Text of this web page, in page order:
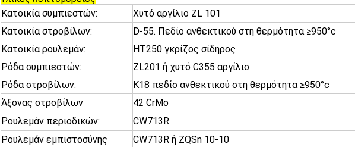
Κατοικία συμπιεστών:
Χυτό αργίλιο ZL 101
Κατοικία στροβίλων:
D-55. Πεδίο ανθεκτικού στη θερμότητα ≥950°c
Κατοικία ρουλεμάν:
HT250 γκρίζος σίδηρος
Ρόδα συμπιεστών:
ZL201 ή χυτό C355 αργίλιο
Ρόδα στροβίλων:
K18 πεδίο ανθεκτικού στη θερμότητα ≥950°c
Άξονας στροβίλων
42 CrMo
Ρουλεμάν περιοδικών:
CW713R
Ρουλεμάν εμπιστοσύνης
CW713R ή ZQSn 10-10